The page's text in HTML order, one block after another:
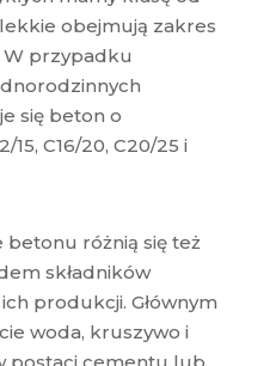
lekkie obejmują zakres
W przypadku
się beton o
15, C16/20, C20/25 i
różnią się też
składników
produkcji. Głównym
woda, kruszywo i